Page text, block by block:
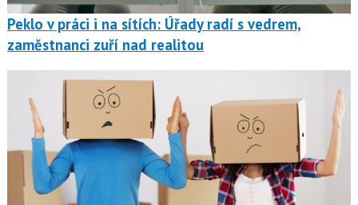
Peklo v práci i na sítích: Úřady radí s vedrem,
zaměstnanci zuří nad realitou